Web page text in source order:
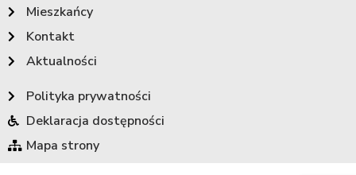
Mieszkańcy
Kontakt
Aktualności
Polityka prywatności
Deklaracja dostępności
Mapa strony